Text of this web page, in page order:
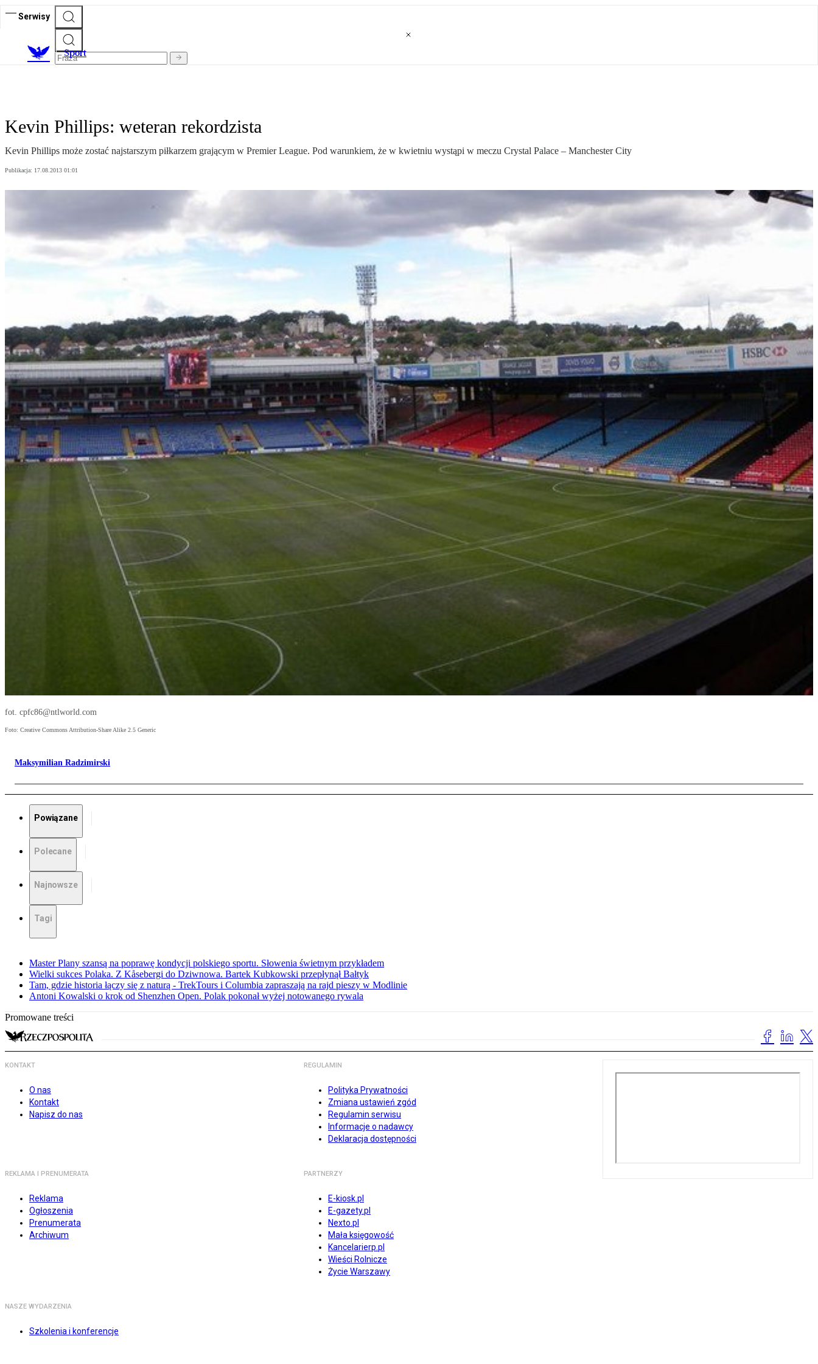
Serwisy
Sport
Kevin Phillips: weteran rekordzista
Kevin Phillips może zostać najstarszym piłkarzem grającym w Premier League. Pod warunkiem, że w kwietniu wystąpi w meczu Crystal Palace – Manchester City
Publikacja: 17.08.2013 01:01
fot. cpfc86@ntlworld.com
Foto: Creative Commons Attribution-Share Alike 2.5 Generic
Maksymilian Radzimirski
Powiązane
Polecane
Najnowsze
Tagi
Master Plany szansą na poprawę kondycji polskiego sportu. Słowenia świetnym przykładem
Wielki sukces Polaka. Z Kåsebergi do Dziwnowa. Bartek Kubkowski przepłynął Bałtyk
Tam, gdzie historia łączy się z naturą - TrekTours i Columbia zapraszają na rajd pieszy w Modlinie
Antoni Kowalski o krok od Shenzhen Open. Polak pokonał wyżej notowanego rywala
Promowane treści
KONTAKT
O nas
Kontakt
Napisz do nas
REGULAMIN
Polityka Prywatności
Zmiana ustawień zgód
Regulamin serwisu
Informacje o nadawcy
Deklaracja dostępności
REKLAMA I PRENUMERATA
Reklama
Ogłoszenia
Prenumerata
Archiwum
PARTNERZY
E-kiosk.pl
E-gazety.pl
Nexto.pl
Mała księgowość
Kancelarierp.pl
Wieści Rolnicze
Życie Warszawy
NASZE WYDARZENIA
Szkolenia i konferencje